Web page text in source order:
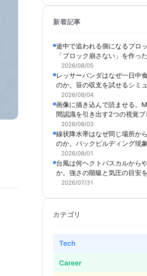
新着記事
途中で追われる側になるブロ
「ブロック崩さない」を作った
2026/08/05
レッサーパンダはなぜ一日中
のか。笹の収支を試せるシミ
を作った
2026/08/04
画像に描き込んで読ませる。
間認識を引き出す2つの視覚プ
2026/08/03
線状降水帯はなぜ同じ場所か
のか。バックビルディング現
きるシミュレーターを作った
2026/08/01
台風は何ヘクトパスカルから
か。強さの階級と気圧の目安
2026/07/31
カテゴリ
Tech
Career